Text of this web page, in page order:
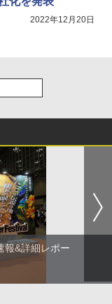
2022年12月20日
報&詳細レポー